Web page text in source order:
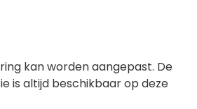
kan worden aangepast. De
is altijd beschikbaar op deze